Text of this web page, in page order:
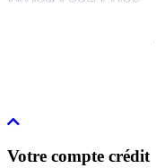
Votre compte crédit